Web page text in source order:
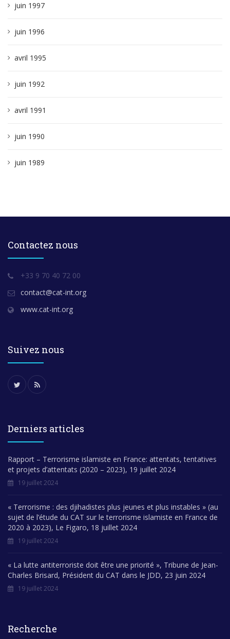
juin 1997
juin 1996
avril 1995
juin 1992
avril 1991
juin 1990
juin 1989
Contactez nous
+33 9 70 40 72 00
contact@cat-int.org
www.cat-int.org
Suivez nous
Derniers articles
Rapport – Terrorisme islamiste en France: attentats, tentatives
et projets d’attentats (2020 – 2023), 19 juillet 2024
19 juillet 2024
« Terrorisme : des djihadistes plus jeunes et plus instables » (au
sujet de l’étude du CAT sur le terrorisme islamiste en France de
2020 à 2023), Le Figaro, 18 juillet 2024
19 juillet 2024
« La lutte antiterroriste doit être une priorité », Tribune de Jean-
Charles Brisard, Président du CAT dans le JDD, 23 juin 2024
19 juillet 2024
Recherche